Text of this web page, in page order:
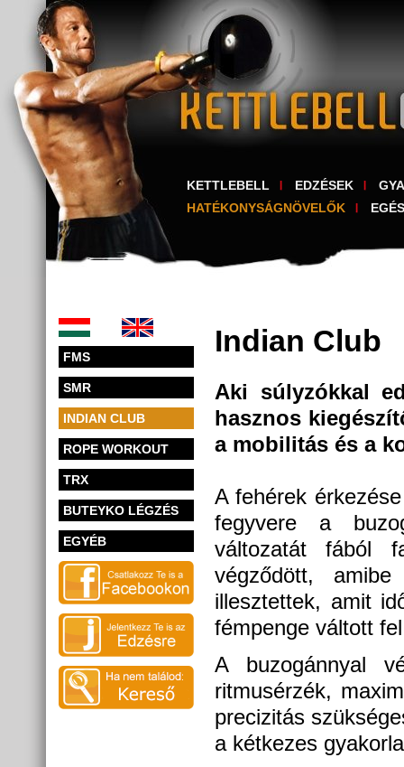
KETTLEBELL EDZÉSEK
HATÉKONYSÁGNÖVELŐK
FMS
SMR
INDIAN CLUB
ROPE WORKOUT
TRX
BUTEYKO LÉGZÉS
EGYÉB
Indian Club
Aki súlyzókkal
hasznos
a mobilitás és a
A fehérek
fegyvere a
változatát fából
végződött,
illesztettek, amit
fémpenge váltott
A buzogánnyal
ritmusérzék,
precizitás
a kétkezes